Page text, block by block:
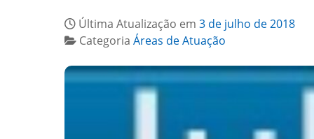
Última Atualização em 3 de julho de 2018
Categoria Áreas de Atuação